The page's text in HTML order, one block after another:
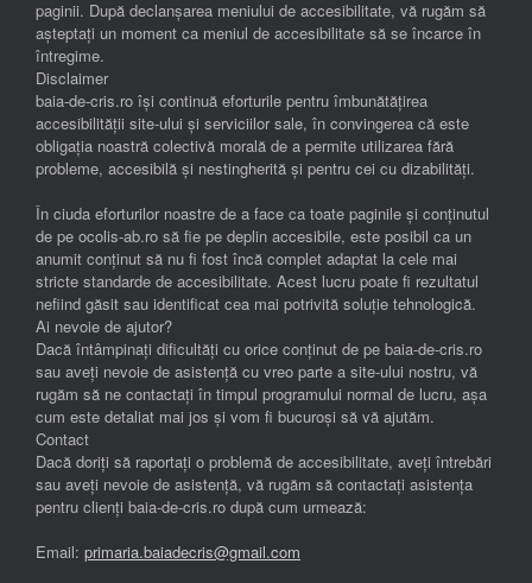
paginii. După declanșarea meniului de accesibilitate, vă rugăm să
așteptați un moment ca meniul de accesibilitate să se încarce în
întregime.
Disclaimer
baia-de-cris.ro își continuă eforturile pentru îmbunătățirea
accesibilității site-ului și serviciilor sale, în convingerea că este
obligația noastră colectivă morală de a permite utilizarea fără
probleme, accesibilă și nestingherită și pentru cei cu dizabilități.
În ciuda eforturilor noastre de a face ca toate paginile și conținutul
de pe ocolis-ab.ro să fie pe deplin accesibile, este posibil ca un
anumit conținut să nu fi fost încă complet adaptat la cele mai
stricte standarde de accesibilitate. Acest lucru poate fi rezultatul
nefiind găsit sau identificat cea mai potrivită soluție tehnologică.
Ai nevoie de ajutor?
Dacă întâmpinați dificultăți cu orice conținut de pe baia-de-cris.ro
sau aveți nevoie de asistență cu vreo parte a site-ului nostru, vă
rugăm să ne contactați în timpul programului normal de lucru, așa
cum este detaliat mai jos și vom fi bucuroși să vă ajutăm.
Contact
Dacă doriți să raportați o problemă de accesibilitate, aveți întrebări
sau aveți nevoie de asistență, vă rugăm să contactați asistența
pentru clienți baia-de-cris.ro după cum urmează:
Email: primaria.baiadecris@gmail.com